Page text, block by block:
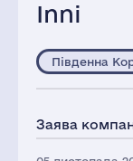
Inni
Південна
Заява